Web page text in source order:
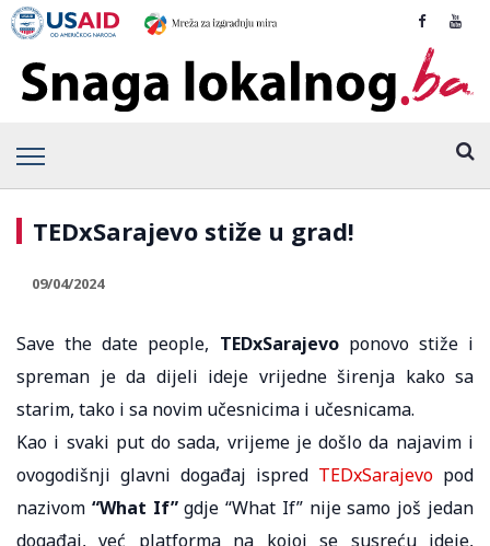
TEDxSarajevo stiže u grad!
09/04/2024
Save the date people, TEDxSarajevoponovo stiže i
spreman je da dijeli ideje vrijedne širenja kako sa
starim, tako i sa novim učesnicima i učesnicama.
Kao i svaki put do sada, vrijeme je došlo da najavim i
ovogodišnji glavni događaj ispred TEDxSarajevo pod
nazivom “What If”gdje “What If” nije samo još jedan
događaj, već platforma na kojoj se susreću ideje,